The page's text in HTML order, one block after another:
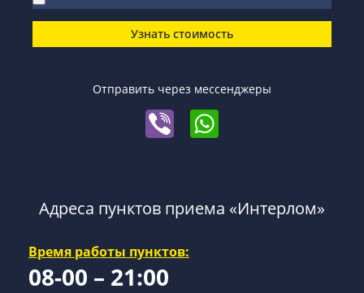
Узнать стоимость
Отправить через мессенджеры
Адреса пунктов приема «Интерлом»
Время работы пунктов:
08-00 – 21:00